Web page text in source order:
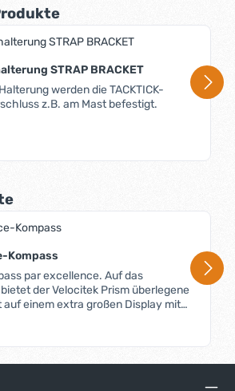
STRAP BRACKET
werden die TACKTICK-
Klettverschluss z.B. am Mast befestigt.
Kompass
par excellence. Auf das
der Velocitek Prism überlegene
auf einem extra großen Display mit
Bedingungen aus jeder Position gut
sehr kompakten, leichten und
Gehäuse aus schlagfestem